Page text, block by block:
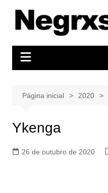
conteúdo
Página inicial 2020
Ykenga
26 de outubro de 2020